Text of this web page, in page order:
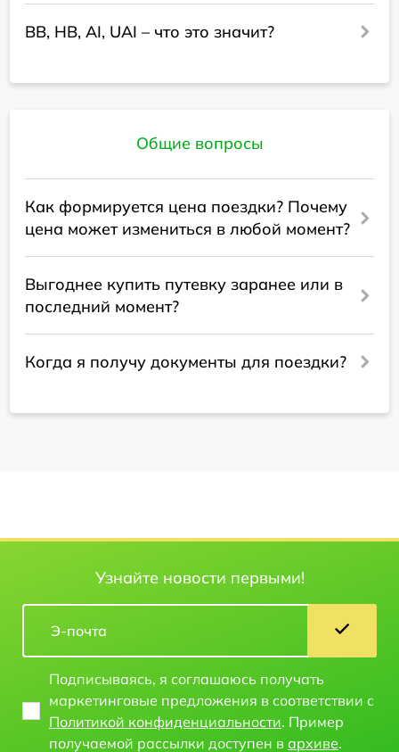
BB, HB, AI, UAI – что это значит?
Общие вопросы
Как формируется цена поездки? Почему
цена может измениться в любой момент?
Выгоднее купить путевку заранее или в
последний момент?
Когда я получу документы для поездки?
Узнайте новости первыми!
Подписываясь, я соглашаюсь получать
маркетинговые предложения в соответствии с
Политикой конфиденциальности. Пример
получаемой рассылки доступен в архиве.